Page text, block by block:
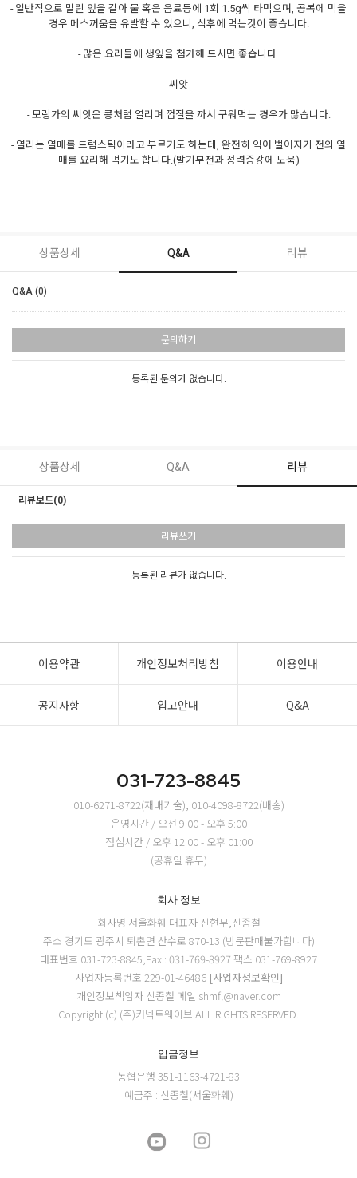
- 일반적으로 말린 잎을 갈아 물 혹은 음료등에 1회 1.5g씩 타먹으며, 공복에 먹을
경우 메스꺼움을 유발할 수 있으니, 식후에 먹는것이 좋습니다.
- 많은 요리들에 생잎을 첨가해 드시면 좋습니다.
씨앗
- 모링가의 씨앗은 콩처럼 열리며 껍질을 까서 구워먹는 경우가 많습니다.
- 열리는 열매를 드럼스틱이라고 부르기도 하는데, 완전히 익어 벌어지기 전의 열
매를 요리해 먹기도 합니다.(발기부전과 정력증강에 도움)
상품상세 Q&A 리뷰
Q&A (0)
문의하기
등록된 문의가 없습니다.
상품상세 Q&A 리뷰
리뷰보드(0)
리뷰쓰기
등록된 리뷰가 없습니다.
이용약관 개인정보처리방침 이용안내
공지사항 입고안내 Q&A
031-723-8845
010-6271-8722(재배기술), 010-4098-8722(배송)
운영시간 / 오전 9:00 - 오후 5:00
점심시간 / 오후 12:00 - 오후 01:00
(공휴일 휴무)
회사 정보
회사명 서울화훼 대표자 신현무,신종철
주소 경기도 광주시 퇴촌면 산수로 870-13 (방문판매불가합니다)
대표번호 031-723-8845,Fax : 031-769-8927 팩스 031-769-8927
사업자등록번호 229-01-46486 [사업자정보확인]
개인정보책임자 신종철 메일 shmfl@naver.com
Copyright (c) (주)커넥트웨이브 ALL RIGHTS RESERVED.
입금정보
농협은행 351-1163-4721-83
예금주 : 신종철(서울화훼)